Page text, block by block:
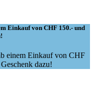
Einkauf von CHF 150.- und
einem Einkauf von CHF
dazu!